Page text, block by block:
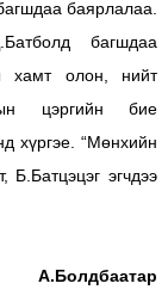
баярлалаа.
багшдаа
хамт олон, нийт
цэргийн бие
хүргэе. “Мөнхийн
Б.Батцэцэг эгчдээ
А.Болдбаатар